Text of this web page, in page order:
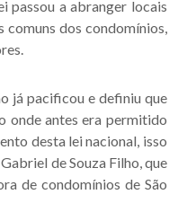
passou a abranger locais
comuns dos condomínios,
já pacificou e definiu que
onde antes era permitido
desta lei nacional, isso
de Souza Filho, que
de condomínios de São